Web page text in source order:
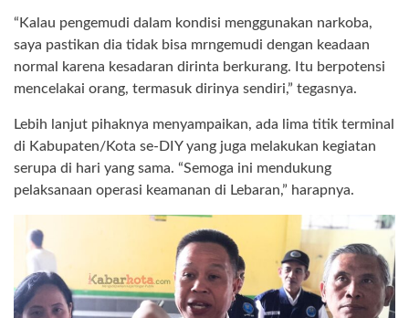
“Kalau pengemudi dalam kondisi menggunakan narkoba,
saya pastikan dia tidak bisa mrngemudi dengan keadaan
normal karena kesadaran dirinta berkurang. Itu berpotensi
mencelakai orang, termasuk dirinya sendiri,” tegasnya.
Lebih lanjut pihaknya menyampaikan, ada lima titik terminal
di Kabupaten/Kota se-DIY yang juga melakukan kegiatan
serupa di hari yang sama. “Semoga ini mendukung
pelaksanaan operasi keamanan di Lebaran,” harapnya.